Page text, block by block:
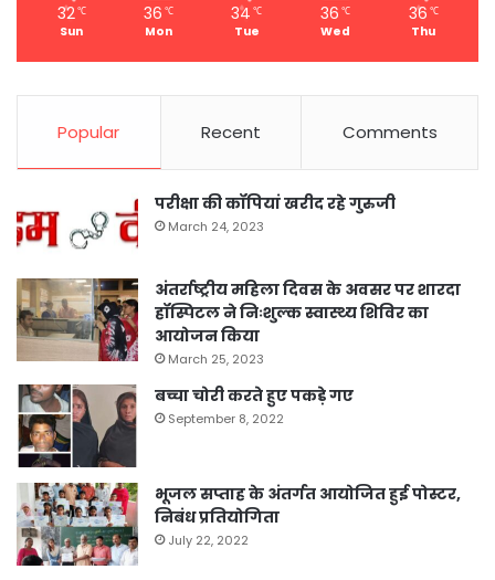
32 ℃
Sun
36 ℃
Mon
34 ℃
Tue
36 ℃
Wed
36 ℃
Thu
Popular Recent Comments
परीक्षा की कॉपियां खरीद रहे गुरुजी
March 24, 2023
अंतर्राष्ट्रीय महिला दिवस के अवसर पर शारदा
हॉस्पिटल ने निःशुल्क स्वास्थ्य शिविर का
आयोजन किया
March 25, 2023
बच्चा चोरी करते हुए पकड़े गए
September 8, 2022
भूजल सप्ताह के अंतर्गत आयोजित हुई पोस्टर,
निबंध प्रतियोगिता
July 22, 2022